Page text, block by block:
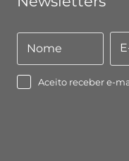
Nome
Nome
Aceito receber e-